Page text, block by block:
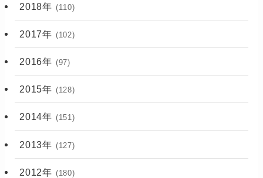
2018年 (110)
2017年 (102)
2016年 (97)
2015年 (128)
2014年 (151)
2013年 (127)
2012年 (180)